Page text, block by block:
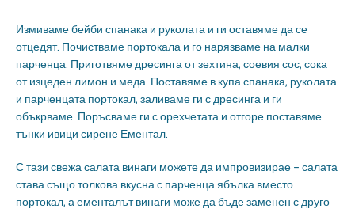
Измиваме бейби спанака и руколата и ги оставяме да се
отцедят. Почистваме портокала и го нарязваме на малки
парченца. Приготвяме дресинга от зехтина, соевия сос, сока
от изцеден лимон и меда. Поставяме в купа спанака, руколата
и парченцата портокал, заливаме ги с дресинга и ги
объкрваме. Поръсваме ги с орехчетата и отгоре поставяме
тънки ивици сирене Ементал.
С тази свежа салата винаги можете да импровизирае – салата
става също толкова вкусна с парченца ябълка вместо
портокал, а ементалът винаги може да бъде заменен с друго